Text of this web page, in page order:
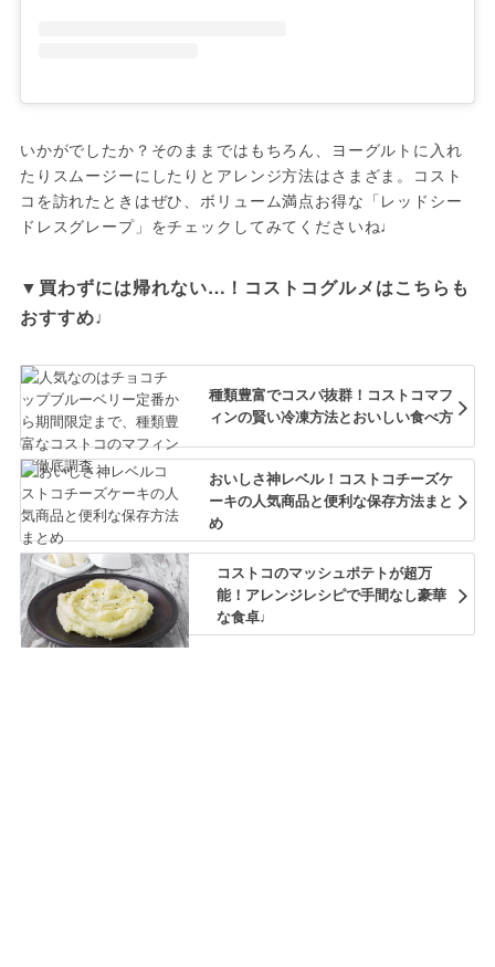
いかがでしたか？そのままではもちろん、ヨーグルトに入れ
たりスムージーにしたりとアレンジ方法はさまざま。コスト
コを訪れたときはぜひ、ボリューム満点お得な「レッドシー
ドレスグレープ」をチェックしてみてくださいね♩
▼買わずには帰れない…！コストコグルメはこちらも
おすすめ♩
種類豊富でコスパ抜群！コストコマフ
ィンの賢い冷凍方法とおいしい食べ方
おいしさ神レベル！コストコチーズケ
ーキの人気商品と便利な保存方法まと
め
コストコのマッシュポテトが超万
能！アレンジレシピで手間なし豪華
な食卓♩